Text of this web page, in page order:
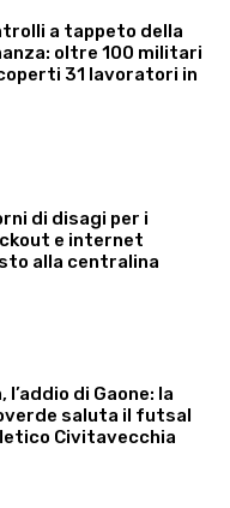
a tappeto della
oltre 100 militari
31 lavoratori in
di disagi per i
e internet
alla centralina
di Gaone: la
saluta il futsal
Civitavecchia